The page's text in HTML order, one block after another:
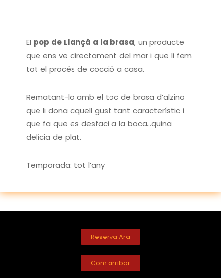
El pop de Llançà a la brasa, un producte
que ens ve directament del mar i que li fem
tot el procés de cocció a casa.
Rematant-lo amb el toc de brasa d’alzina
que li dona aquell gust tant característic i
que fa que es desfaci a la boca…quina
delícia de plat.
Temporada: tot l’any
Reserva Ara
Com arribar